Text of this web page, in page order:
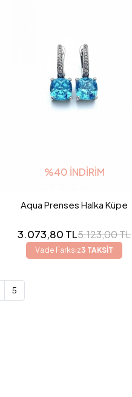
%40 İNDIRIM
Aqua Prenses Halka Küpe
3.073,80 TL5.123,00 TL
Vade Farksız3 TAKSİT
5